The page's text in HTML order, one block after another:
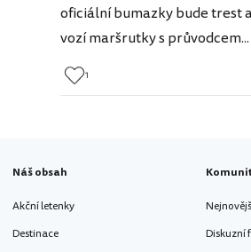
oficiální bumazky bude trest
vozí maršrutky s
1
Náš obsah
Akční letenky
Destinace
Diskuzní